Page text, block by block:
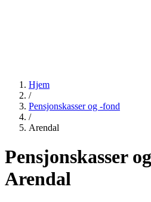
Hjem
/
Pensjonskasser og -fond
/
Arendal
Pensjonskasser
Arendal